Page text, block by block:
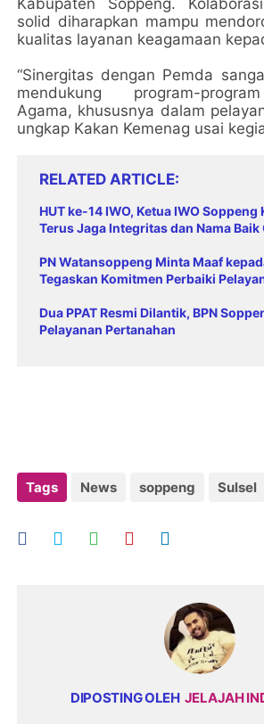
solid diharapkan mampu
kualitas layanan keagamaan
“Sinergitas dengan Pemda
mendukung program-
Agama, khususnya dalam
ungkap Kakan Kemenag usai
RELATED ARTICLE
HUT ke-14 IWO, Ketua IWO
Terus Jaga Integritas dan Nama
PN Watansoppeng Minta Maaf
Tegaskan Komitmen Perbaiki
Dua PPAT Resmi Dilantik, BPN
Pelayanan Pertanahan
Tags News soppeng Sulsel
DIPOSTING OLEH JELAJAH